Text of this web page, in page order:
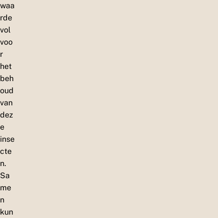
waa
rde
vol
voo
r
het
beh
oud
van
dez
e
inse
cte
n.
Sa
me
n
kun